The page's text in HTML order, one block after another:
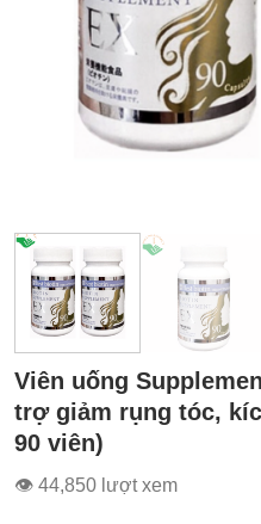
Viên uống
trợ giảm rụng tóc,
90 viên)
👁 44,850 lượt xem